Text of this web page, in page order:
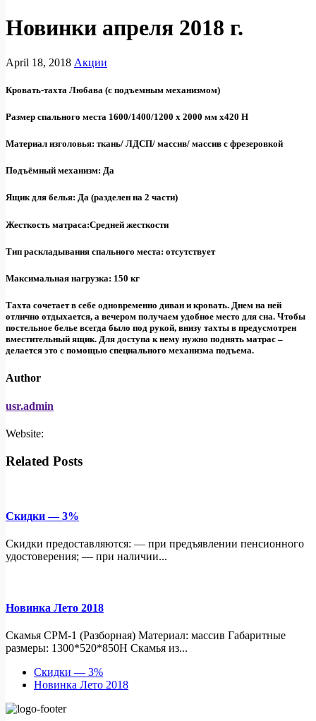
Новинки апреля 2018 г.
April 18, 2018 Акции
Кровать-тахта Любава (с подъемным механизмом)
Размер спального места 1600/1400/1200 х 2000 мм х420 Н
Материал изголовья: ткань/ ЛДСП/ массив/ массив с фрезеровкой
Подъёмный механизм: Да
Ящик для белья: Да (разделен на 2 части)
Жесткость матраса:Средней жесткости
Тип раскладывания спального места: отсутствует
Максимальная нагрузка: 150 кг
Тахта сочетает в себе одновременно диван и кровать. Днем на ней
отлично отдыхается, а вечером получаем удобное место для сна. Чтобы
постельное белье всегда было под рукой, внизу тахты в предусмотрен
вместительный ящик. Для доступа к нему нужно поднять матрас –
делается это с помощью специального механизма подъема.
Author
usr.admin
Website:
Related Posts
Скидки — 3%
Скидки предоставляются: — при предъявлении пенсионного
удостоверения; — при наличии...
Новинка Лето 2018
Скамья СРМ-1 (Разборная) Материал: массив Габаритные
размеры: 1300*520*850Н Скамья из...
Скидки — 3%
Новинка Лето 2018